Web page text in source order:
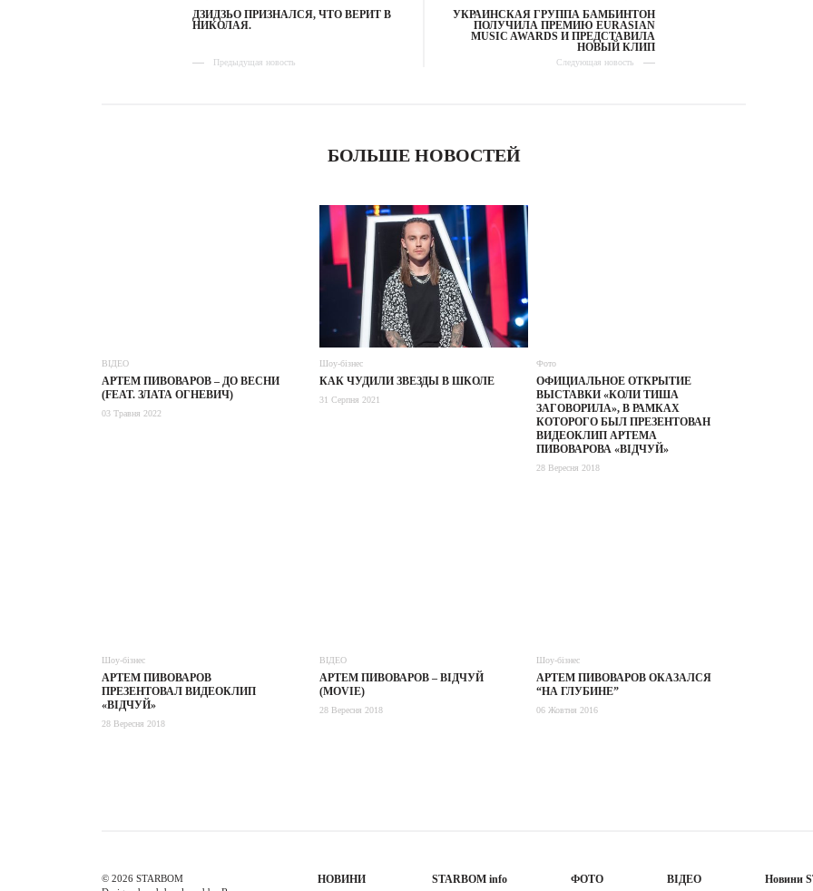
ДЗИДЗЬО ПРИЗНАЛСЯ, ЧТО ВЕРИТ В
НИКОЛАЯ.
Предыдущая новость
УКРАИНСКАЯ ГРУППА БАМБИНТОН
ПОЛУЧИЛА ПРЕМИЮ EURASIAN
MUSIC AWARDS И ПРЕДСТАВИЛА
НОВЫЙ КЛИП
Следующая новость
БОЛЬШЕ НОВОСТЕЙ
ВІДЕО
АРТЕМ ПИВОВАРОВ – ДО ВЕСНИ
(FEAT. ЗЛАТА ОГНЕВИЧ)
03 Травня 2022
Шоу-бізнес
КАК ЧУДИЛИ ЗВЕЗДЫ В ШКОЛЕ
31 Серпня 2021
Фото
ОФИЦИАЛЬНОЕ ОТКРЫТИЕ
ВЫСТАВКИ «КОЛИ ТИША
ЗАГОВОРИЛА», В РАМКАХ
КОТОРОГО БЫЛ ПРЕЗЕНТОВАН
ВИДЕОКЛИП АРТЕМА
ПИВОВАРОВА «ВІДЧУЙ»
28 Вересня 2018
Шоу-бізнес
АРТЕМ ПИВОВАРОВ
ПРЕЗЕНТОВАЛ ВИДЕОКЛИП
«ВІДЧУЙ»
28 Вересня 2018
ВІДЕО
АРТЕМ ПИВОВАРОВ – ВIДЧУЙ
(MOVIE)
28 Вересня 2018
Шоу-бізнес
АРТЕМ ПИВОВАРОВ ОКАЗАЛСЯ
“НА ГЛУБИНЕ”
06 Жовтня 2016
© 2026 STARBOM
НОВИНИ STARBOM info ФОТО ВІДЕО Новини